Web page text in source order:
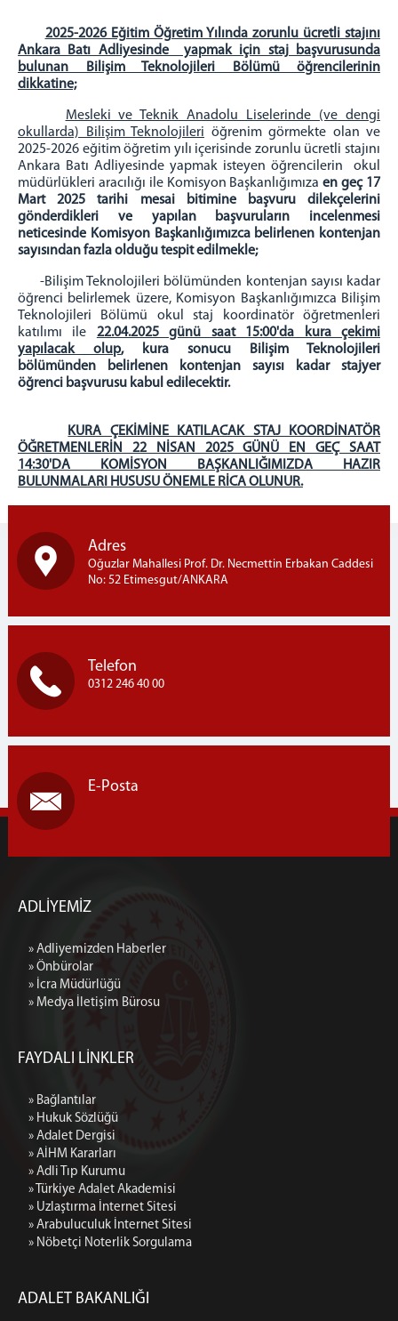
Etimesgut İlçesi
Sincan İlçesi
Ayaş İlçesi
İLETİŞİM
Kurumsal Kimlik
İletişim ve Ulaşım
2025-2026 Eğitim Öğretim Yılında zorunlu ücretli stajını
Ankara Batı Adliyesinde yapmak için staj başvurusunda
bulunan Bilişim Teknolojileri Bölümü öğrencilerinin
dikkatine;
Mesleki ve Teknik Anadolu Liselerinde (ve dengi
okullarda) Bilişim Teknolojileri öğrenim görmekte olan ve
2025-2026 eğitim öğretim yılı içerisinde zorunlu ücretli stajını
Ankara Batı Adliyesinde yapmak isteyen öğrencilerin okul
müdürlükleri aracılığı ile Komisyon Başkanlığımızaen geç 17
Mart 2025 tarihi mesai bitimine başvuru dilekçelerini
gönderdikleri ve yapılan başvuruların incelenmesi
neticesinde Komisyon Başkanlığımızca belirlenen kontenjan
sayısından fazla olduğu tespit edilmekle;
-Bilişim Teknolojileri bölümünden kontenjan sayısı kadar
öğrenci belirlemek üzere, Komisyon Başkanlığımızca Bilişim
Teknolojileri Bölümü okul staj koordinatör öğretmenleri
katılımı ile 22.04.2025 günü saat 15:00'da kura çekimi
yapılacak olup, kura sonucu Bilişim Teknolojileri
bölümünden belirlenen kontenjan sayısı kadar stajyer
öğrenci başvurusu kabul edilecektir.
KURA ÇEKİMİNE KATILACAK STAJ KOORDİNATÖR
ÖĞRETMENLERİN 22 NİSAN 2025 GÜNÜ EN GEÇ SAAT
14:30'DA KOMİSYON BAŞKANLIĞIMIZDA HAZIR
BULUNMALARI HUSUSU ÖNEMLE RİCA OLUNUR.
Adres
Oğuzlar Mahallesi Prof. Dr. Necmettin Erbakan Caddesi
No: 52 Etimesgut/ANKARA
Telefon
0312 246 40 00
E-Posta
ADLİYEMİZ
» Adliyemizden Haberler
» Önbürolar
» İcra Müdürlüğü
» Medya İletişim Bürosu
FAYDALI LİNKLER
» Bağlantılar
» Hukuk Sözlüğü
» Adalet Dergisi
» AİHM Kararları
» Adli Tıp Kurumu
» Türkiye Adalet Akademisi
» Uzlaştırma İnternet Sitesi
» Arabuluculuk İnternet Sitesi
» Nöbetçi Noterlik Sorgulama
ADALET BAKANLIĞI